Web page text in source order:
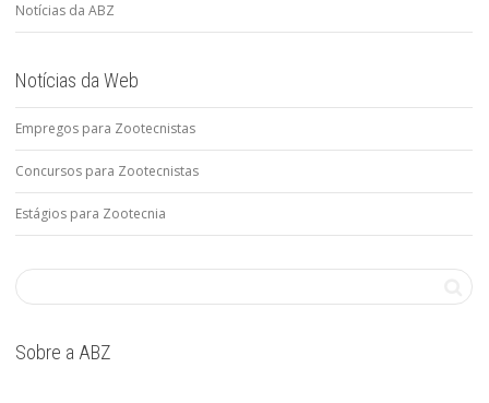
Notícias da ABZ
Notícias da Web
Empregos para Zootecnistas
Concursos para Zootecnistas
Estágios para Zootecnia
Sobre a ABZ